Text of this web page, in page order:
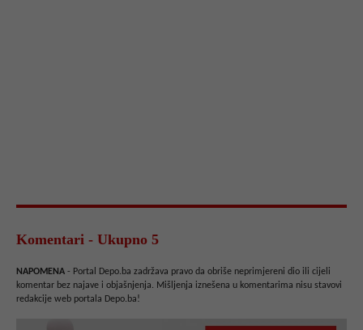
Komentari - Ukupno 5
NAPOMENA - Portal Depo.ba zadržava pravo da obriše neprimjereni dio ili cijeli
komentar bez najave i objašnjenja. Mišljenja iznešena u komentarima nisu stavovi
redakcije web portala Depo.ba!